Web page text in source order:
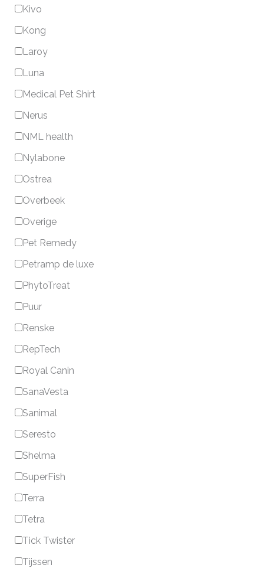
Kivo
Kong
Laroy
Luna
Medical Pet Shirt
Nerus
NML health
Nylabone
Ostrea
Overbeek
Overige
Pet Remedy
Petramp de luxe
PhytoTreat
Puur
Renske
RepTech
Royal Canin
SanaVesta
Sanimal
Seresto
Shelma
SuperFish
Terra
Tetra
Tick Twister
Tijssen